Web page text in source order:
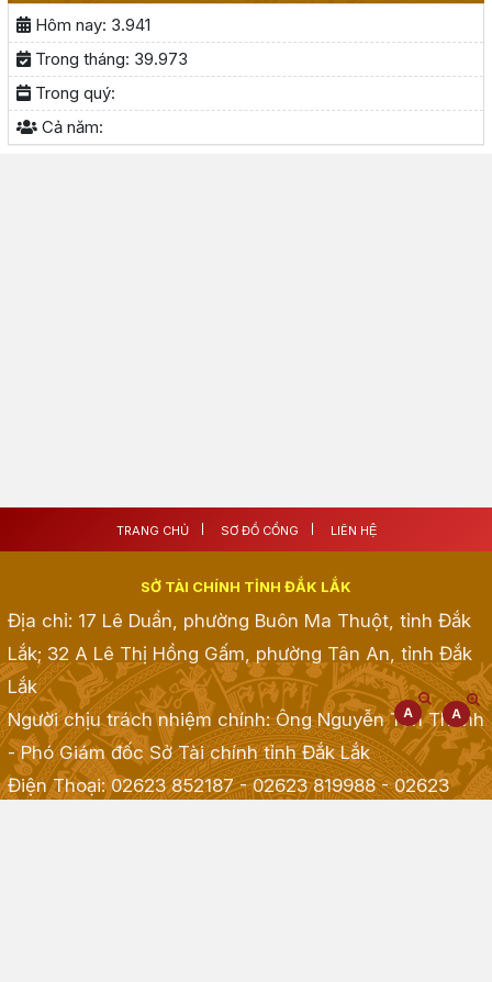
Hôm nay: 3.941
Trong tháng: 39.973
Trong quý:
Cả năm:
TRANG CHỦ SƠ ĐỒ CỔNG LIÊN HỆ
SỞ TÀI CHÍNH TỈNH ĐẮK LẮK
Địa chỉ: 17 Lê Duẩn, phường Buôn Ma Thuột, tỉnh Đắk
Lắk; 32 A Lê Thị Hồng Gấm, phường Tân An, tỉnh Đắk
Lắk
Người chịu trách nhiệm chính: Ông Nguyễn Tấn Thành
- Phó Giám đốc Sở Tài chính tỉnh Đắk Lắk
Điện Thoại: 02623 852187 - 02623 819988 - 02623